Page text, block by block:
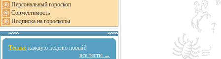
Персональный гороскоп
Совместимость
Подписка на гороскопы
Тесты: каждую неделю новый!
все тесты →